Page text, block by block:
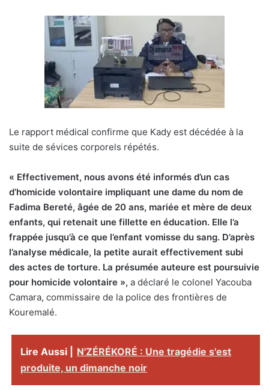
Le rapport médical confirme que Kady est décédée à la
suite de sévices corporels répétés.
« Effectivement, nous avons été informés d’un cas
d’homicide volontaire impliquant une dame du nom de
Fadima Bereté, âgée de 20 ans, mariée et mère de deux
enfants, qui retenait une fillette en éducation. Elle l’a
frappée jusqu’à ce que l’enfant vomisse du sang. D’après
l’analyse médicale, la petite aurait effectivement subi
des actes de torture. La présumée auteure est poursuivie
pour homicide volontaire », a déclaré le colonel Yacouba
Camara, commissaire de la police des frontières de
Kouremalé.
Lire Aussi |
N'ZÉRÉKORÉ : Une tragédie s'est
produite, un dimanche noir